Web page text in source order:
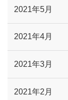
2021年5月
2021年4月
2021年3月
2021年2月